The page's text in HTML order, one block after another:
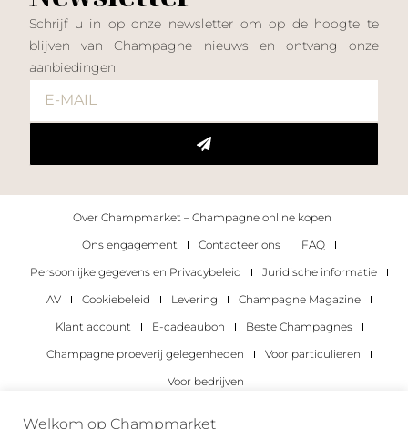
Schrijf u in op onze newsletter om op de hoogte te
blijven van Champagne nieuws en ontvang onze
aanbiedingen
Over Champmarket – Champagne online kopen
Ons engagement
Contacteer ons
FAQ
Persoonlijke gegevens en Privacybeleid
Juridische informatie
AV
Cookiebeleid Levering
Champagne Magazine
Klant account
E-cadeaubon
Beste Champagnes
Champagne proeverij gelegenheden
Voor particulieren
Voor bedrijven
Copyright 2022 © alle rechten voorbehouden.
Welkom op Champmarket